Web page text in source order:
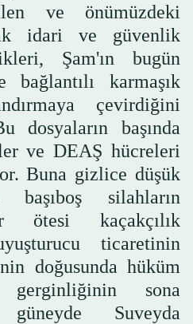
ve önümüzdeki
idari ve güvenlik
Şam'ın bugün
karmaşık
çevirdiğini
dosyaların başında
ve DEAŞ hücreleri
Buna gizlice düşük
silahların
ötesi kaçakçılık
ticaretinin
doğusunda hüküm
sona
Suveyda